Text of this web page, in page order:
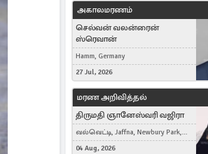
அகாலமரணம்
செல்வன் வலன்ரைன்
ஸ்ரெவான்
Hamm, Germany
27 Jul, 2026
மரண அறிவித்தல்
திருமதி ஞானேஸ்வரி வஜிரா
வல்வெட்டி, Jaffna, Newbury Park,
United Kingdom
04 Aug, 2026